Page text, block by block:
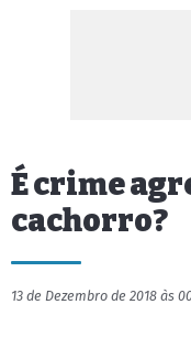
É crime
cachorro?
13 de Dezembro de 2018 às